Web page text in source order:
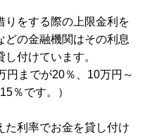
りをする際の上限金利を
どの金融機関はその利息
付けています。
円までが20％、10万円～
％です。）
た利率でお金を貸し付け